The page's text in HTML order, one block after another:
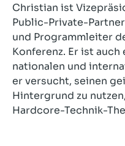
Christian ist
Public-Private-
und Programmleiter
Konferenz. Er ist
nationalen und
er versucht, seinen
Hintergrund zu
Hardcore-Technik-